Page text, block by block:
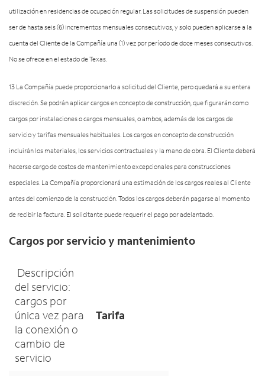
utilización en residencias de ocupación regular. Las solicitudes de suspensión pueden
ser de hasta seis (6) incrementos mensuales consecutivos, y solo pueden aplicarse a la
cuenta del Cliente de la Compañía una (1) vez por período de doce meses consecutivos.
No se ofrece en el estado de Texas.
13 La Compañía puede proporcionarlo a solicitud del Cliente, pero quedará a su entera
discreción. Se podrán aplicar cargos en concepto de construcción, que figurarán como
cargos por instalaciones o cargos mensuales, o ambos, además de los cargos de
servicio y tarifas mensuales habituales. Los cargos en concepto de construcción
incluirán los materiales, los servicios contractuales y la mano de obra. El Cliente deberá
hacerse cargo de costos de mantenimiento excepcionales para construcciones
especiales. La Compañía proporcionará una estimación de los cargos reales al Cliente
antes del comienzo de la construcción. Todos los cargos deberán pagarse al momento
de recibir la factura. El solicitante puede requerir el pago por adelantado.
Cargos por servicio y mantenimiento
Descripción
del servicio:
cargos por
única vez para
la conexión o
cambio de
servicio
Tarifa